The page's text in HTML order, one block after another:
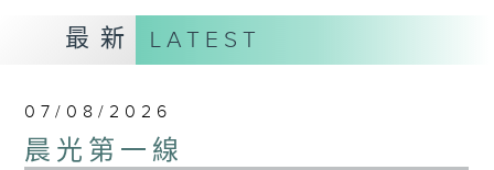
最新 LATEST
07/08/2026
晨光第一線